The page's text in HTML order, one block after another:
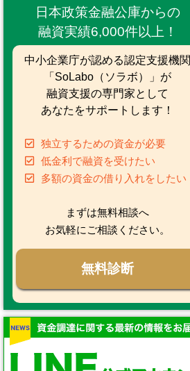
日本政策金融公庫からの
融資実績6,000件以上！
中小企業庁が認める認定支援機関
「SoLabo（ソラボ）」が
融資支援の専門家として
あなたをサポートします！
独立するための資金が必要
低金利で融資を受けたい
多額の資金の借り入れをしたい
まずは無料相談へ
お気軽にご相談ください。
無料診断